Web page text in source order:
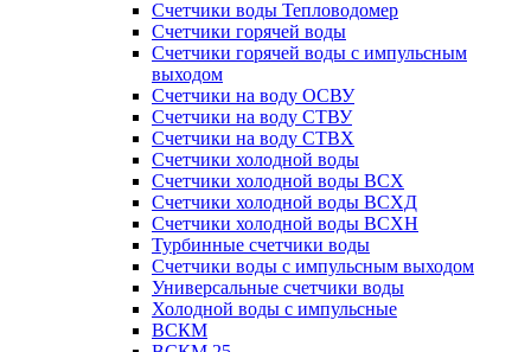
Счетчики воды Тепловодомер
Счетчики горячей воды
Счетчики горячей воды с импульсным
выходом
Счетчики на воду ОСВУ
Счетчики на воду СТВУ
Счетчики на воду СТВХ
Счетчики холодной воды
Счетчики холодной воды ВСХ
Счетчики холодной воды ВСХД
Счетчики холодной воды ВСХН
Турбинные счетчики воды
Счетчики воды с импульсным выходом
Универсальные счетчики воды
Холодной воды с импульсные
ВСКМ